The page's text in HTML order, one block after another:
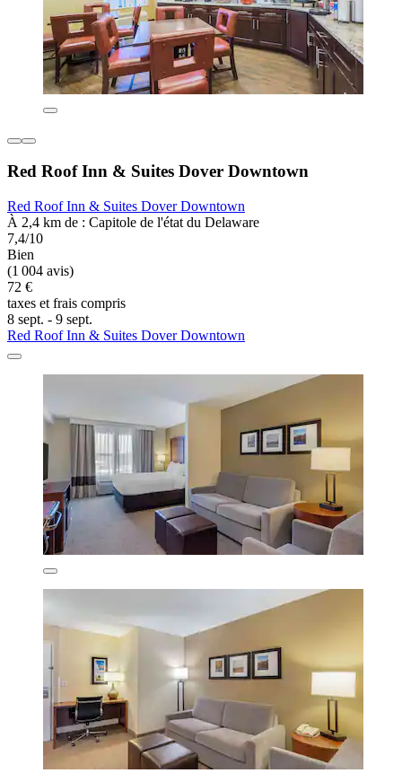
Red Roof Inn & Suites Dover Downtown
Red Roof Inn & Suites Dover Downtown
À 2,4 km de : Capitole de l'état du Delaware
7,4/10
Bien
(1 004 avis)
72 €
taxes et frais compris
8 sept. - 9 sept.
Red Roof Inn & Suites Dover Downtown